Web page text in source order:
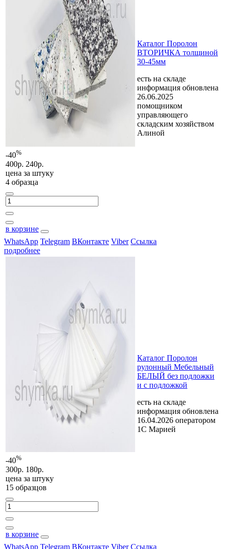
-40%
400р. 240р.
цена за штуку
4 образца
в корзине
Каталог Поролон
ВТОРИЧКА толщиной
30-45мм
есть на складе
информация обновлена
26.06.2025
помощником
управляющего
складским хозяйством
Алиной
WhatsApp Telegram ВКонтакте Viber Ссылка
подробнее
-40%
300р. 180р.
цена за штуку
15 образцов
в корзине
Каталог Поролон
рулонный Мебельный
БЕЛЫЙ без подложки
и с подложкой
есть на складе
информация обновлена
16.04.2026 оператором
1С Марией
WhatsApp Telegram ВКонтакте Viber Ссылка